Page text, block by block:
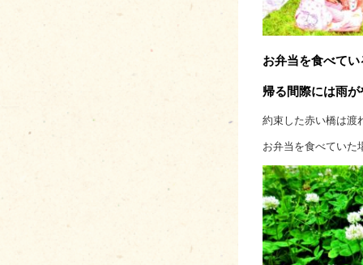
お弁当を食べて
帰る間際には雨
約束した赤い橋は渡
お弁当を食べていた